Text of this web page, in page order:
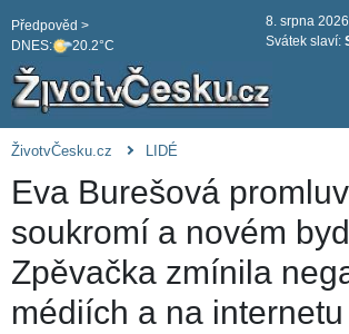
DNES: 20.2°C
Předpověd >
8. srpna 2026
Svátek slaví:
ŽivotvČesku.cz LIDÉ
Eva Burešová
soukromí a novém
Zpěvačka zmínila
médiích a na internetu